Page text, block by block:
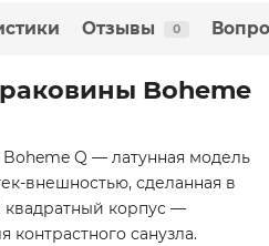
Отзывы 0
Boheme
Q — латунная модель
внешностью, сделанная в
корпус —
санузла.